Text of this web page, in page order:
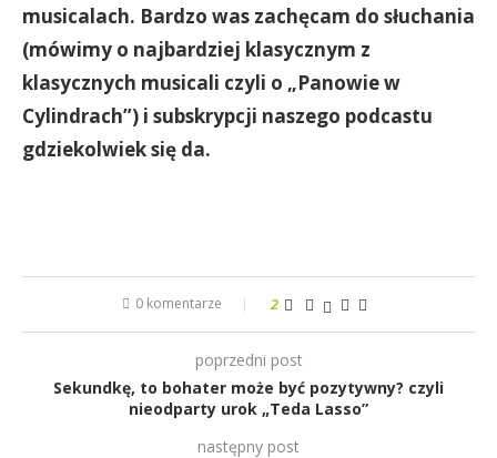
musicalach. Bardzo was zachęcam do słuchania
(mówimy o najbardziej klasycznym z
klasycznych musicali czyli o „Panowie w
Cylindrach”) i subskrypcji naszego podcastu
gdziekolwiek się da.
0 komentarze 2
poprzedni post
Sekundkę, to bohater może być pozytywny? czyli
nieodparty urok „Teda Lasso”
następny post